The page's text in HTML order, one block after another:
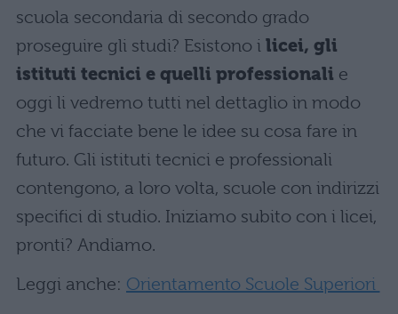
scuola secondaria di secondo grado
proseguire gli studi? Esistono i licei, gli
istituti tecnici e quelli professionali e
oggi li vedremo tutti nel dettaglio in modo
che vi facciate bene le idee su cosa fare in
futuro. Gli istituti tecnici e professionali
contengono, a loro volta, scuole con indirizzi
specifici di studio. Iniziamo subito con i licei,
pronti? Andiamo.
Leggi anche: Orientamento Scuole Superiori